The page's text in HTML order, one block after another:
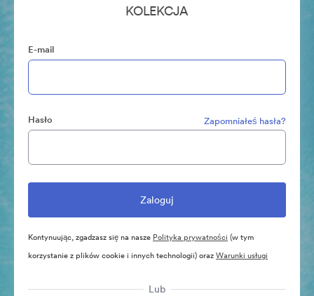
KOLEKCJA
E-mail
Hasło Zapomniałeś hasła?
Kontynuując, zgadzasz się na nasze Polityka prywatności (w tym
korzystanie z plików cookie i innych technologii) orazWarunki usługi
Lub